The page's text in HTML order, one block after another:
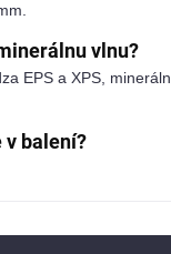
vlnu?
EPS a XPS,
v balení?